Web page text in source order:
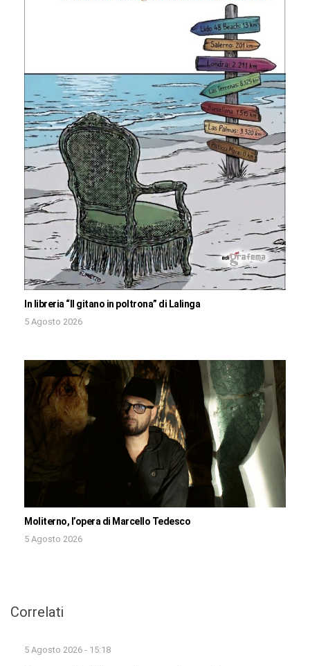
In libreria “Il gitano in poltrona” di Lalinga
5 Agosto 2026
Moliterno, l’opera di Marcello Tedesco
5 Agosto 2026
Correlati
5 Agosto 2026 - 15:18